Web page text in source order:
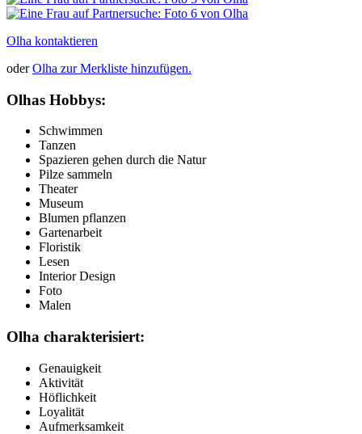
Olha kontaktieren
oderOlha zur Merkliste hinzufügen.
Olhas Hobbys:
Schwimmen
Tanzen
Spazieren gehen durch die Natur
Pilze sammeln
Theater
Museum
Blumen pflanzen
Gartenarbeit
Floristik
Lesen
Interior Design
Foto
Malen
Olha charakterisiert:
Genauigkeit
Aktivität
Höflichkeit
Loyalität
Aufmerksamkeit